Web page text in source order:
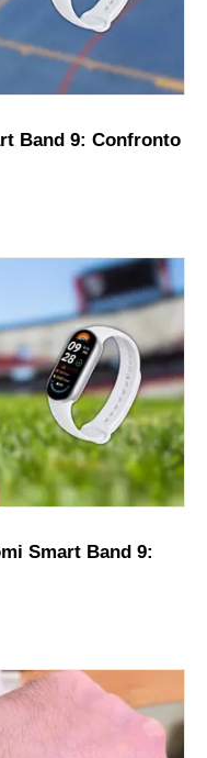
Band 9: Confronto
Smart Band 9: